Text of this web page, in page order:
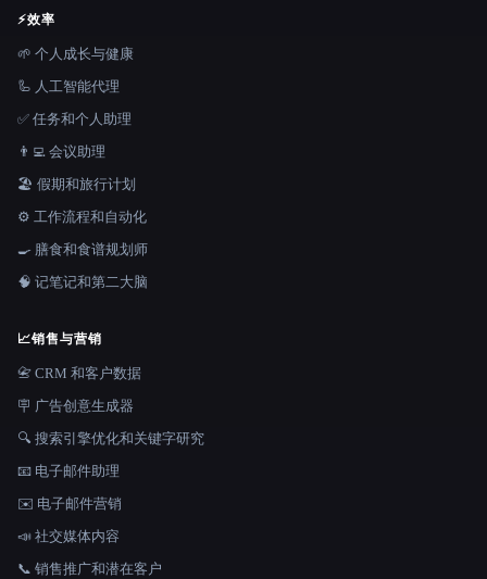
⚡效率
🌱 个人成长与健康
🦾 人工智能代理
✅ 任务和个人助理
👨‍💻 会议助理
🏖 假期和旅行计划
⚙️ 工作流程和自动化
🍳 膳食和食谱规划师
🧠 记笔记和第二大脑
📈销售与营销
📇 CRM 和客户数据
🪧 广告创意生成器
🔍 搜索引擎优化和关键字研究
📧 电子邮件助理
✉️ 电子邮件营销
📣 社交媒体内容
📞 销售推广和潜在客户